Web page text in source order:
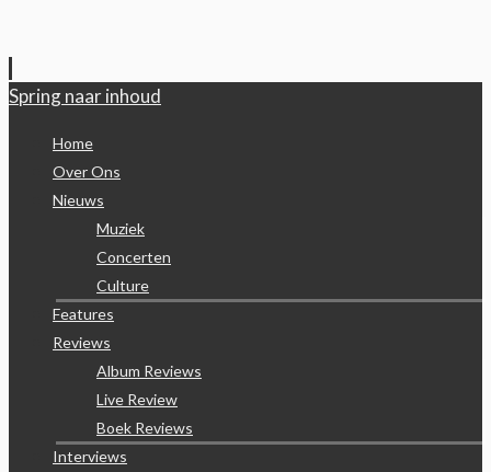
Spring naar inhoud
Home
Over Ons
Nieuws
Muziek
Concerten
Culture
Features
Reviews
Album Reviews
Live Review
Boek Reviews
Interviews